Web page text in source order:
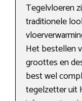
Tegelvloeren
traditionele
Het bestellen
groottes en
best wel
tegelzetter uit